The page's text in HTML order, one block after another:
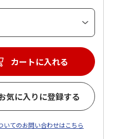
カートに入れる
気に入りに登録する
いてのお問い合わせはこちら